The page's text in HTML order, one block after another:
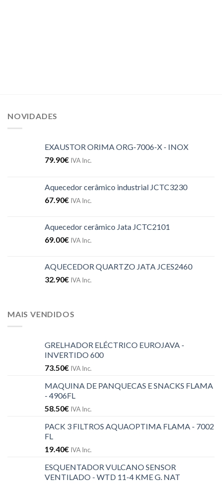
NOVIDADES
EXAUSTOR ORIMA ORG-7006-X - INOX
79.90€ IVA Inc.
Aquecedor cerâmico industrial JCTC3230
67.90€ IVA Inc.
Aquecedor cerâmico Jata JCTC2101
69.00€ IVA Inc.
AQUECEDOR QUARTZO JATA JCES2460
32.90€ IVA Inc.
MAIS VENDIDOS
GRELHADOR ELÉCTRICO EUROJAVA -
INVERTIDO 600
73.50€ IVA Inc.
MAQUINA DE PANQUECAS E SNACKS FLAMA
- 4906FL
58.50€ IVA Inc.
PACK 3 FILTROS AQUAOPTIMA FLAMA - 7002
FL
19.40€ IVA Inc.
ESQUENTADOR VULCANO SENSOR
VENTILADO - WTD 11-4 KME G. NAT